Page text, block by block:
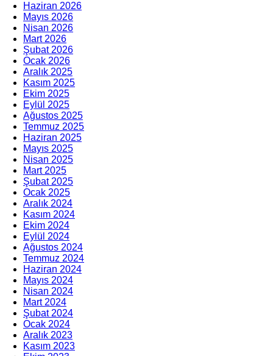
Haziran 2026
Mayıs 2026
Nisan 2026
Mart 2026
Şubat 2026
Ocak 2026
Aralık 2025
Kasım 2025
Ekim 2025
Eylül 2025
Ağustos 2025
Temmuz 2025
Haziran 2025
Mayıs 2025
Nisan 2025
Mart 2025
Şubat 2025
Ocak 2025
Aralık 2024
Kasım 2024
Ekim 2024
Eylül 2024
Ağustos 2024
Temmuz 2024
Haziran 2024
Mayıs 2024
Nisan 2024
Mart 2024
Şubat 2024
Ocak 2024
Aralık 2023
Kasım 2023